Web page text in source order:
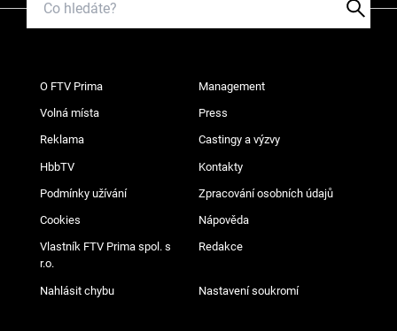
O FTV Prima Management
Volná místa Press
Reklama Castingy a výzvy
HbbTV Kontakty
Podmínky užívání Zpracování osobních údajů
Cookies Nápověda
Vlastník FTV Prima spol. s
r.o.
Redakce
Nahlásit chybu Nastavení soukromí